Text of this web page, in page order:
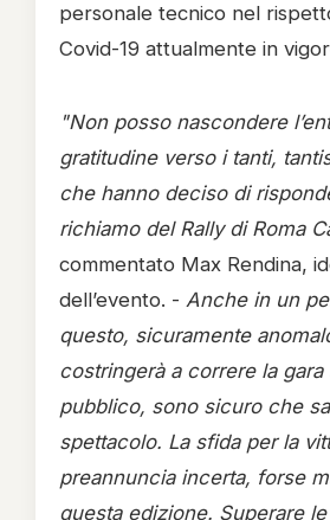
personale tecnico nel
Covid-19 attualmente in
"Non posso nascondere
gratitudine verso i tanti,
che hanno deciso di
richiamo del Rally di Roma
commentato Max Rendina,
dell’evento. - Anche in un
questo, sicuramente
costringerà a correre la gara
pubblico, sono sicuro che
spettacolo. La sfida per la
preannuncia incerta, forse
questa edizione. Superare